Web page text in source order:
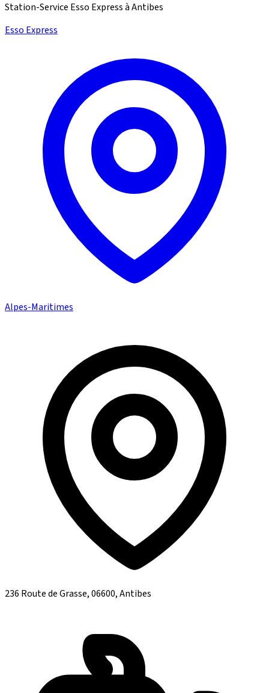
Station-Service Esso Express à Antibes
Esso Express
Alpes-Maritimes
236 Route de Grasse, 06600, Antibes